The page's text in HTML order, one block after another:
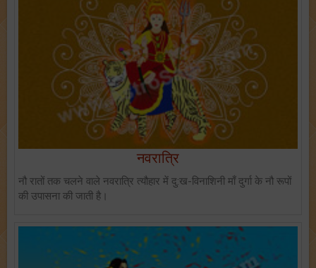
नवरात्रि
नौ रातों तक चलने वाले नवरात्रि त्यौहार में दु:ख-विनाशिनी माँ दुर्गा के नौ रूपों
की उपासना की जाती है।